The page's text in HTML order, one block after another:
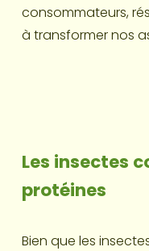
consommateurs,
à transformer nos
Les insectes
protéines
Bien que les